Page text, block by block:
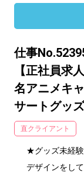
仕事
【正社員求
名アニメキ
サートグッ
直クライアント
★グッズ未経
デザインをし